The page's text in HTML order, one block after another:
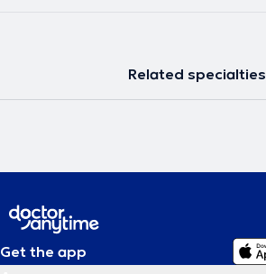
Related specialties
Get the app